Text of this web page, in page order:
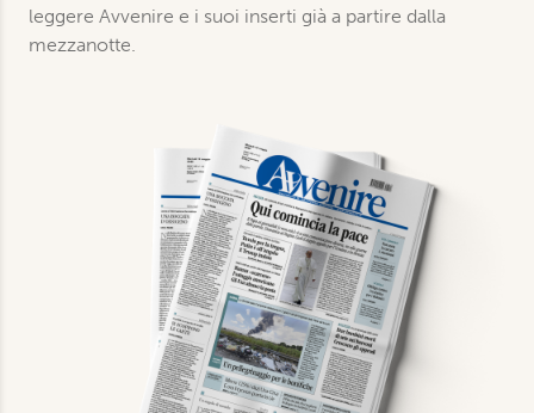
leggere Avvenire e i suoi inserti già a partire dalla
mezzanotte.